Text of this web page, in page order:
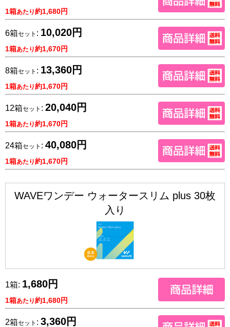
1箱あたり約1,680円
6箱セット : 10,020円
1箱あたり約1,670円
8箱セット : 13,360円
1箱あたり約1,670円
12箱セット : 20,040円
1箱あたり約1,670円
24箱セット : 40,080円
1箱あたり約1,670円
WAVEワンデー ウォータースリム plus 30枚
入り
1箱: 1,680円
1箱あたり約1,680円
2箱セット : 3,360円